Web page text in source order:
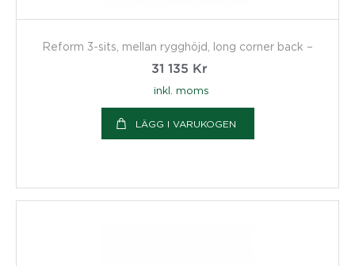
Reform 3-sits, mellan rygghöjd, long corner back –
31 135 Kr
inkl. moms
LÄGG I VARUKOGEN